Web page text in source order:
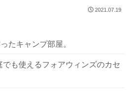
2021.07.19
たキャンプ部屋。
でも使えるフォアウィンズのカセ